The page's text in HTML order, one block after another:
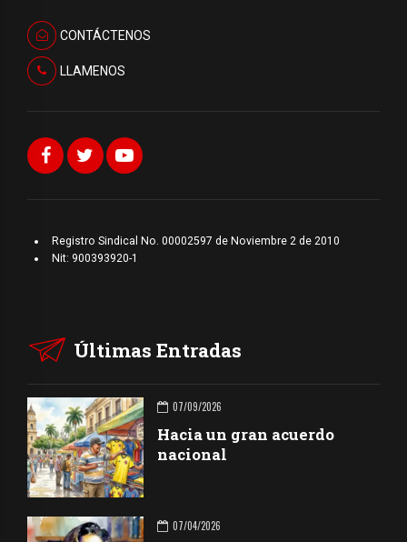
CONTÁCTENOS
LLAMENOS
Registro Sindical No. 00002597 de Noviembre 2 de 2010
Nit: 900393920-1
Últimas Entradas
07/09/2026
Hacia un gran acuerdo
nacional
07/04/2026